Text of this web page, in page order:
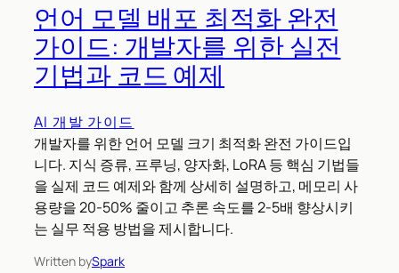
언어 모델 배포 최적화 완전
가이드: 개발자를 위한 실전
기법과 코드 예제
AI 개발 가이드
개발자를 위한 언어 모델 크기 최적화 완전 가이드입
니다. 지식 증류, 프루닝, 양자화, LoRA 등 핵심 기법들
을 실제 코드 예제와 함께 상세히 설명하고, 메모리 사
용량을 20-50% 줄이고 추론 속도를 2-5배 향상시키
는 실무 적용 방법을 제시합니다.
Written bySpark